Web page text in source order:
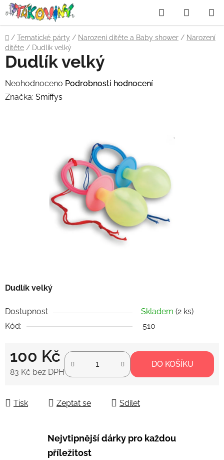
Přejít
na
obsah
Hledat
KOŠÍK
Domů
/ Tematické párty / Narození dítěte a Baby shower / Narození
dítěte / Dudlík velký
Dudlík velký
Dostupnost Skladem (2 ks)
Kód:
510
100 Kč
83 Kč bez DPH
DO KOŠÍKU
Tisk Zeptat se Sdílet
Dudlík velký
Průměrné
hodnocení
Neohodnoceno Podrobnosti hodnocení
Značka: Smiffys
Nejvtipnější dárky pro každou
příležitost